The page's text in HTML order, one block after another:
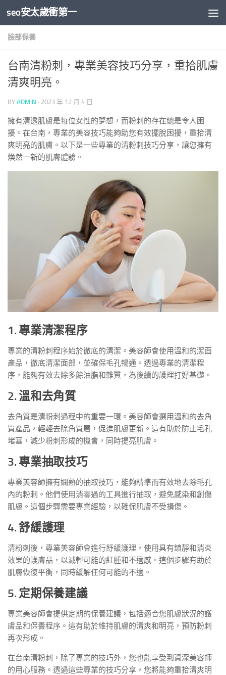
Skip to content
seo安太歲衝第一
臉部保養
台南清粉刺，專業美容技巧分享，重拾肌膚
清爽明亮。
BY ADMIN · 2023 年 12 月 4 日
擁有清透肌膚是每位女性的夢想，而粉刺的存在總是令人困
擾。在台南，專業的美容技巧能夠助您有效擺脫困擾，重拾清
爽明亮的肌膚。以下是一些專業的清粉刺技巧分享，讓您擁有
煥然一新的肌膚體驗。
1. 專業清潔程序
專業的清粉刺程序始於徹底的清潔。美容師會使用溫和的潔面
產品，徹底清潔面部，並確保毛孔暢通。透過專業的清潔程
序，能夠有效去除多餘油脂和雜質，為後續的護理打好基礎。
2. 溫和去角質
去角質是清粉刺過程中的重要一環。美容師會選用溫和的去角
質產品，輕輕去除角質層，促進肌膚更新。這有助於防止毛孔
堵塞，減少粉刺形成的機會，同時提亮肌膚。
3. 專業抽取技巧
專業美容師擁有嫻熟的抽取技巧，能夠精準而有效地去除毛孔
內的粉刺。他們使用消毒過的工具進行抽取，避免感染和創傷
肌膚。這個步驟需要專業經驗，以確保肌膚不受損傷。
4. 舒緩護理
清粉刺後，專業美容師會進行舒緩護理，使用具有鎮靜和消炎
效果的護膚品，以減輕可能的紅腫和不適感。這個步驟有助於
肌膚恢復平衡，同時緩解任何可能的不適。
5. 定期保養建議
專業美容師會提供定期的保養建議，包括適合您肌膚狀況的護
膚品和保養程序。這有助於維持肌膚的清爽和明亮，預防粉刺
再次形成。
在台南清粉刺，除了專業的技巧外，您也能享受到資深美容師
的用心服務。透過這些專業的技巧分享，您將能夠重拾清爽明